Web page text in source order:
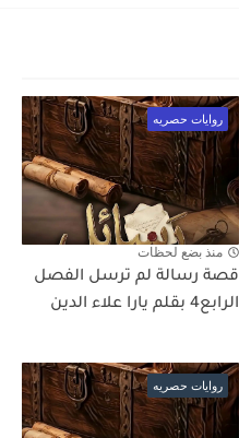
روايات حصريه
منذ بضع لحظات
قصة رسالة لم ترسل الفصل
الرابع4 بقلم يارا علاء الدين
روايات حصريه